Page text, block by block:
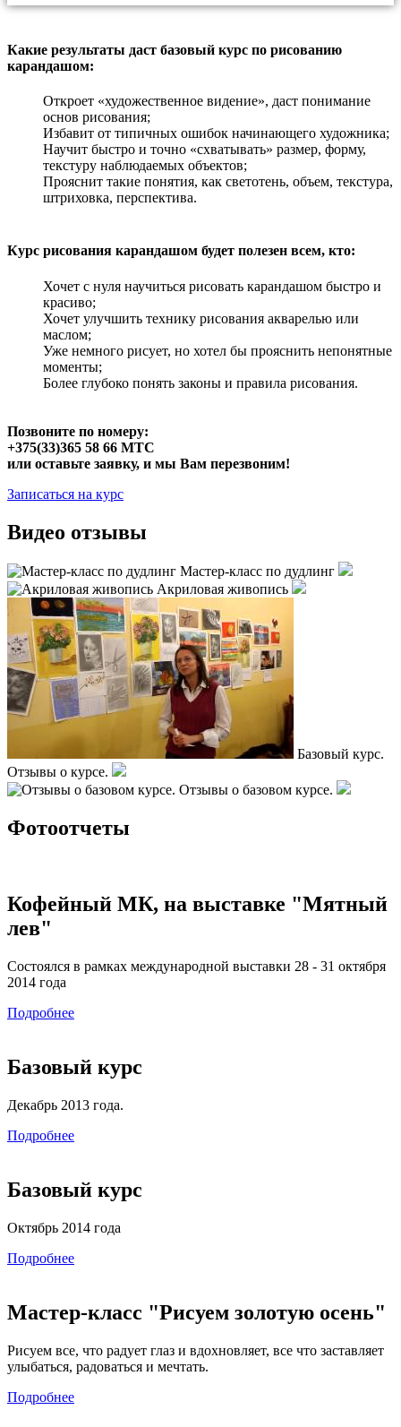
Какие результаты даст базовый курс по рисованию
карандашом:
Откроет «художественное видение», даст понимание
основ рисования;
Избавит от типичных ошибок начинающего художника;
Научит быстро и точно «схватывать» размер, форму,
текстуру наблюдаемых объектов;
Прояснит такие понятия, как светотень, объем, текстура,
штриховка, перспектива.
Курс рисования карандашом будет полезен всем, кто:
Хочет с нуля научиться рисовать карандашом быстро и
красиво;
Хочет улучшить технику рисования акварелью или
маслом;
Уже немного рисует, но хотел бы прояснить непонятные
моменты;
Более глубоко понять законы и правила рисования.
Позвоните по номеру:
+375(33)365 ­58 ­66 МТС
или оставьте заявку, и мы Вам перезвоним!
Записаться на курс
Видео отзывы
Мастер-класс по дудлинг
Акриловая живопись
Базовый курс.
Отзывы о курсе.
Отзывы о базовом курсе.
Фотоотчеты
Кофейный МК, на выставке "Мятный
лев"
Состоялся в рамках международной выставки 28 - 31 октября
2014 года
Подробнее
Базовый курс
Декабрь 2013 года.
Подробнее
Базовый курс
Октябрь 2014 года
Подробнее
Мастер-класс "Рисуем золотую осень"
Рисуем все, что радует глаз и вдохновляет, все что заставляет
улыбаться, радоваться и мечтать.
Подробнее